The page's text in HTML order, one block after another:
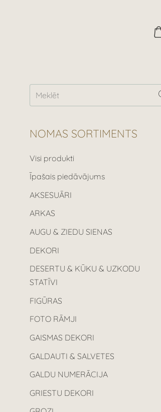
NOMAS SORTIMENTS
Visi produkti
Īpašais piedāvājums
AKSESUĀRI
ARKAS
AUGU & ZIEDU SIENAS
DEKORI
DESERTU & KŪKU & UZKODU
STATĪVI
FIGŪRAS
FOTO RĀMJI
GAISMAS DEKORI
GALDAUTI & SALVETES
GALDU NUMERĀCIJA
GRIESTU DEKORI